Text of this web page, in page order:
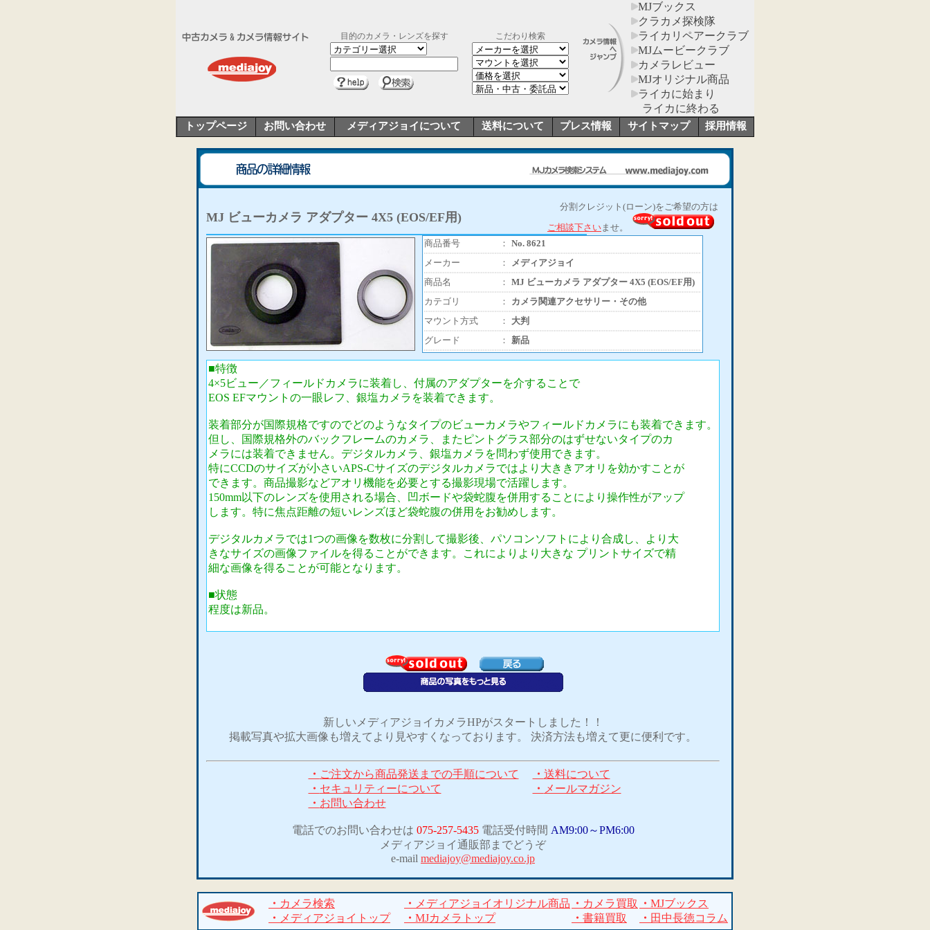
目的のカメラ・レンズを探す こだわり検索
MJブックス
クラカメ探検隊
ライカリペアークラブ
MJムービークラブ
カメラレビュー
MJオリジナル商品
ライカに始まり
ライカに終わる
トップページ お問い合わせ メディアジョイについて 送料について プレス情報 サイトマップ 採用情報
MJ ビューカメラ アダプター 4X5 (EOS/EF用)
分割クレジット(ローン)をご希望の方は
ご相談下さいませ。
商品番号
： No. 8621
メーカー
：
メディアジョイ
商品名
： MJ ビューカメラ アダプター 4X5 (EOS/EF用)
カテゴリ
：
カメラ関連アクセサリー・その他
マウント方式
：
大判
グレード
： 新品
■特徴
4×5ビュー／フィールドカメラに装着し、付属のアダプターを介することで
EOS EFマウントの一眼レフ、銀塩カメラを装着できます。
装着部分が国際規格ですのでどのようなタイプのビューカメラやフィールドカメラにも装着できます。
但し、国際規格外のバックフレームのカメラ、またピントグラス部分のはずせないタイプのカ
メラには装着できません。デジタルカメラ、銀塩カメラを問わず使用できます。
特にCCDのサイズが小さいAPS-Cサイズのデジタルカメラではより大ききアオリを効かすことが
できます。商品撮影などアオリ機能を必要とする撮影現場で活躍します。
150mm以下のレンズを使用される場合、凹ボードや袋蛇腹を併用することにより操作性がアップ
します。特に焦点距離の短いレンズほど袋蛇腹の併用をお勧めします。
デジタルカメラでは1つの画像を数枚に分割して撮影後、パソコンソフトにより合成し、より大
きなサイズの画像ファイルを得ることができます。これによりより大きな プリントサイズで精
細な画像を得ることが可能となります。
■状態
程度は新品。
新しいメディアジョイカメラHPがスタートしました！！
掲載写真や拡大画像も増えてより見やすくなっております。 決済方法も増えて更に便利です。
・ ご注文から商品発送までの手順について ・ 送料について
・ セキュリティーについて ・ メールマガジン
・ お問い合わせ
電話でのお問い合わせは 075-257-5435電話受付時間 AM9:00～PM6:00
メディアジョイ通販部までどうぞ
e-mail mediajoy@mediajoy.co.jp
・ カメラ検索 ・ メディアジョイオリジナル商品 ・ カメラ買取 ・ MJブックス
・ メディアジョイトップ ・ MJカメラトップ ・ 書籍買取 ・ 田中長徳コラム